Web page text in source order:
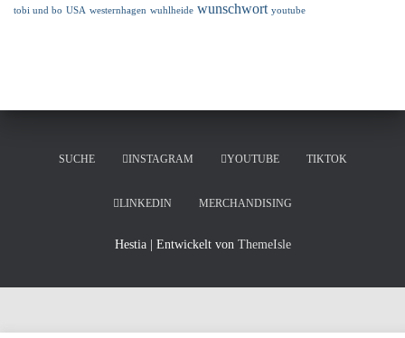
tobi und bo USA westernhagen wuhlheide wunschwort youtube
SUCHE INSTAGRAM YOUTUBE TIKTOK
LINKEDIN MERCHANDISING
Hestia | Entwickelt von ThemeIsle